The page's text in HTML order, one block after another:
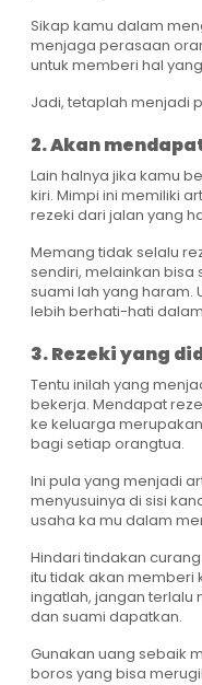
Sikap kamu dalam
menjaga perasaan
untuk memberi hal
Jadi, tetaplah menjadi
2. Akan
Lain halnya jika kamu
kiri. Mimpi ini memiliki
rezeki dari jalan yang
Memang tidak selalu
sendiri, melainkan bisa
suami lah yang haram.
lebih berhati-hati
3. Rezeki yang
Tentu inilah yang
bekerja. Mendapat
ke keluarga
bagi setiap orangtua.
Ini pula yang menjadi
menyusuinya di sisi
usaha ka mu dalam
Hindari tindakan
itu tidak akan memberi
ingatlah, jangan terlalu
dan suami dapatkan.
Gunakan uang sebaik
boros yang bisa